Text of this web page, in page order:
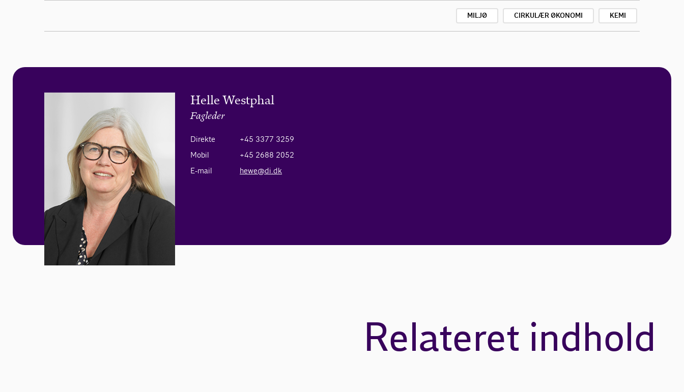
MILJØ CIRKULÆR ØKONOMI KEMI
Helle Westphal
Fagleder
Direkte
+45 3377 3259
Mobil
+45 2688 2052
E-mail
hewe@di.dk
Relateret indhold